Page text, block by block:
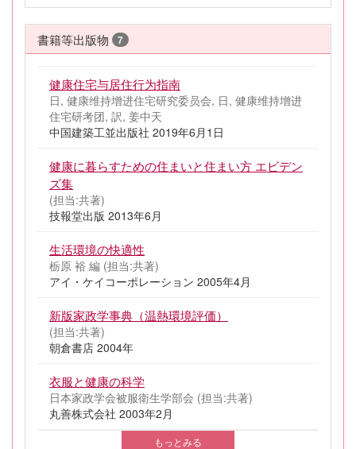
書籍等出版物 7
健康住宅与居住行为指南
日, 健康维持增进住宅研究委员会, 日, 健康维持增进
住宅研考团, 訳, 姜中天
中国建築工並出版社 2019年6月1日
健康に暮らすための住まいと住まい方 エビデン
ズ集
(担当:共著)
技報堂出版 2013年6月
生活環境の快適性
栃原 裕 編 (担当:共著)
アイ・ケイコーポレーション 2005年4月
新版家政学事典（温熱環境評価）
(担当:共著)
朝倉書店 2004年
衣服と健康の科学
日本家政学会被服衛生学部会 (担当:共著)
丸善株式会社 2003年2月
もっとみる